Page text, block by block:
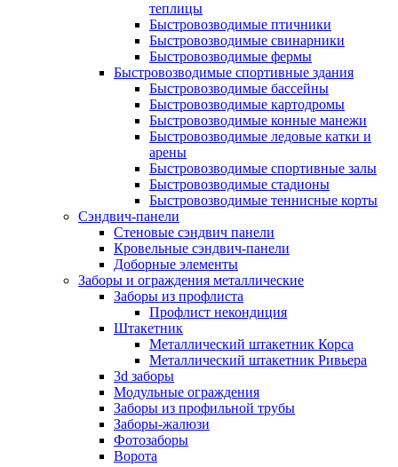
теплицы
Быстровозводимые птичники
Быстровозводимые свинарники
Быстровозводимые фермы
Быстровозводимые спортивные здания
Быстровозводимые бассейны
Быстровозводимые картодромы
Быстровозводимые конные манежи
Быстровозводимые ледовые катки и
арены
Быстровозводимые спортивные залы
Быстровозводимые стадионы
Быстровозводимые теннисные корты
Сэндвич-панели
Стеновые сэндвич панели
Кровельные сэндвич-панели
Доборные элементы
Заборы и ограждения металлические
Заборы из профлиста
Профлист некондиция
Штакетник
Металлический штакетник Корса
Металлический штакетник Ривьера
3d заборы
Модульные ограждения
Заборы из профильной трубы
Заборы-жалюзи
Фотозаборы
Ворота